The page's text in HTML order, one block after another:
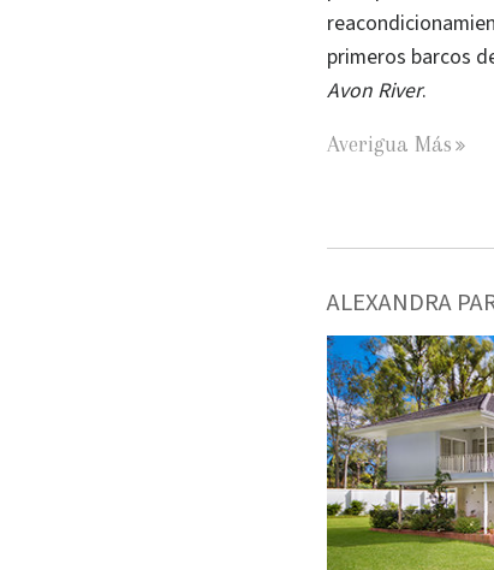
primeros barcos
Avon River.
Averigua Más
ALEXANDRA